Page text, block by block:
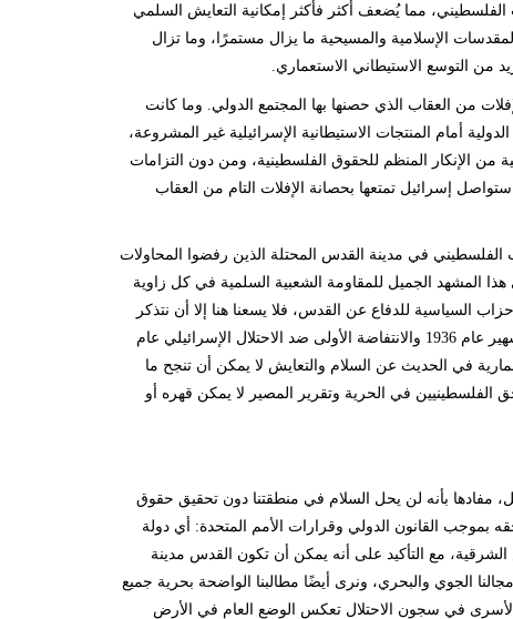
مما يُضعف أكثر فأكثر إمكانية التعايش السلمي
الإسلامية والمسيحية ما يزال مستمرًا، وما تزال
التوسع الاستيطاني الاستعماري.
من العقاب الذي حصنها بها المجتمع الدولي. وما كانت
أمام المنتجات الاستيطانية الإسرائيلية غير المشروعة،
من الإنكار المنظم للحقوق الفلسطينية، ومن دون التزامات
ستواصل إسرائيل تمتعها بحصانة الإفلات التام من العقاب
في مدينة القدس المحتلة الذين رفضوا المحاولات
هذا المشهد الجميل للمقاومة الشعبية السلمية في كل زاوية
السياسية للدفاع عن القدس، فلا يسعنا هنا إلا أن نتذكر
الفلسطينيين الأبطال الذين قاوموا السياسات البريطانية في فلسطين أثناء الإضراب الشهير عام 1936 والانتفاضة الأولى ضد الاحتلال الإسرائيلي عام
في الحديث عن السلام والتعايش لا يمكن أن تنجح ما
في الحرية وتقرير المصير لا يمكن قهره أو
مفادها بأنه لن يحل السلام في منطقتنا دون تحقيق حقوق
بموجب القانون الدولي وقرارات الأمم المتحدة: أي دولة
الإسرائيلي الذي بدأ عام 1967، وعاصمتها القدس الشرقية، مع التأكيد على أنه يمكن أن تكون القدس مدينة
الجوي والبحري، ونرى أيضًا مطالبنا الواضحة بحرية جميع
الأسرى في سجون الاحتلال تعكس الوضع العام في الأرض